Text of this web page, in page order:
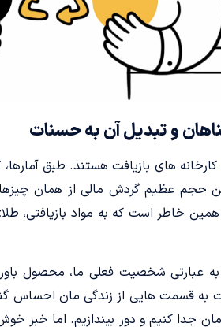
و تبدیل آن به حسنات
های بازیافت هستند. طبق
این حجم عظیم گردش مالی از همان
همین خاطر است که به مواد بازیافتی،
شخصیت فعلی ما، محصول
قسمت هایی از زندگی مان احساس
جدا کنیم و دور بیندازیم. اما خبر